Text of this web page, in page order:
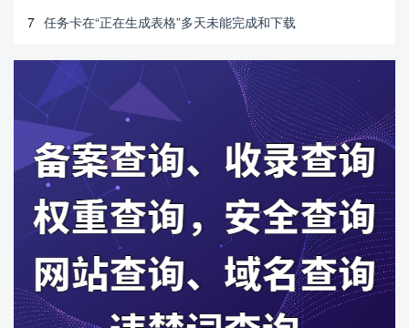
7 任务卡在“正在生成表格”多天未能完成和下载